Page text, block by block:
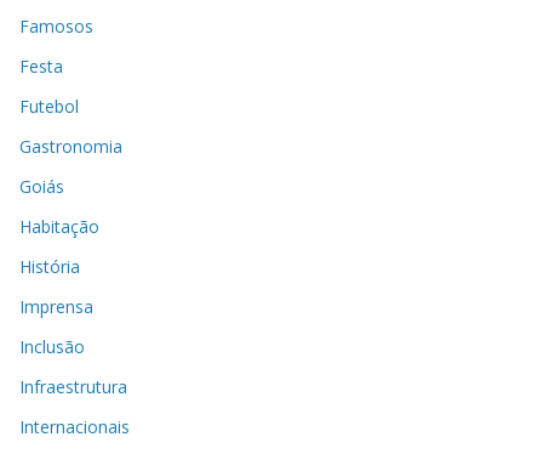
Famosos
Festa
Futebol
Gastronomia
Goiás
Habitação
História
Imprensa
Inclusão
Infraestrutura
Internacionais